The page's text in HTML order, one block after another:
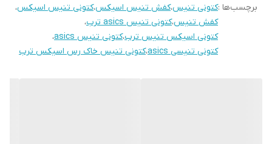
برچسب‌ها :کتونی تنیس،کفش تنیس اسیکس،کتونی تنیس اسیکس،
کفش تنیس،کتونی تنیس asics ترب
،
کتونی اسیکس تنیس ترب،کتونی تنیس asics
،
کتونی تنیسی asics
،کتونی تنیس خاک رس اسیکس ترب